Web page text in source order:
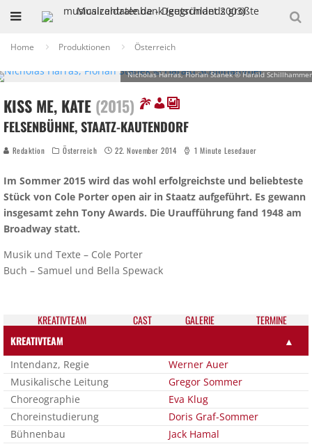
Home Produktionen Österreich
Nicholas Harras, Florian Stanek © Harald Schillhammer
KISS ME, KATE (2015)
FELSENBÜHNE, STAATZ-KAUTENDORF
Redaktion Österreich 22. November 2014 1 Minute Lesedauer
Im Sommer 2015 wird das wohl erfolgreichste und beliebteste
Stück von Cole Porter open air in Staatz aufgeführt. Es gewann
insgesamt zehn Tony Awards. Die Uraufführung fand 1948 am
Broadway statt.
Musik und Texte – Cole Porter
Buch – Samuel und Bella Spewack
KREATIV­TEAM CAST GALE­RIE
TER­MI­NE
KREATIVTEAM
▲
Intendanz, Regie
Werner Auer
Musikalische Leitung
Gregor Sommer
Choreographie
Eva Klug
Choreinstudierung
Doris Graf-Sommer
Bühnenbau
Jack Hamal